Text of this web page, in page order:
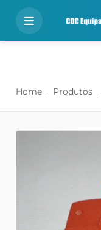
Home Produtos